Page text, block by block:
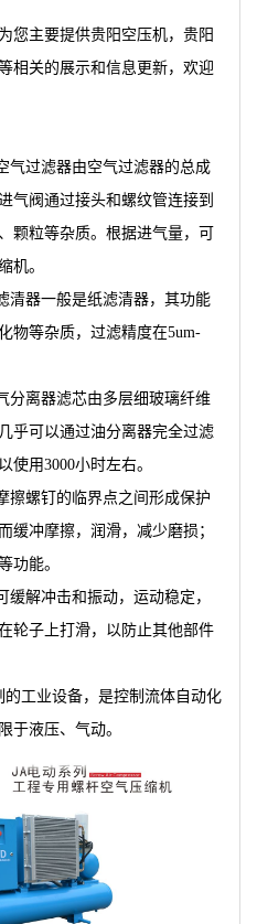
您主要提供贵阳空压机，贵阳
相关的展示和信息更新，欢迎
气过滤器由空气过滤器的总成
气阀通过接头和螺纹管连接到
颗粒等杂质。根据进气量，可
机。
清器一般是纸滤清器，其功能
物等杂质，过滤精度在5um-
分离器滤芯由多层细玻璃纤维
乎可以通过油分离器完全过滤
使用3000小时左右。
擦螺钉的临界点之间形成保护
缓冲摩擦，润滑，减少磨损；
功能。
解冲击和振动，运动稳定，
轮子上打滑，以防止其他部件
工业设备，是控制流体自动化
于液压、气动。